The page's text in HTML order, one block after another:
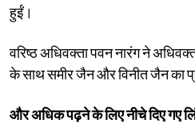
हुईं।
वरिष्ठ अधिवक्ता पवन नारंग ने
के साथ समीर जैन और विनीत जैन का
और अधिक पढ़ने के लिए नीचे दिए गए